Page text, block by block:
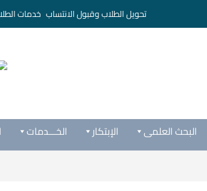
تحويل الطلاب وقبول الانتساب خدمات
الخـــدمات الإبتكار البحث العلمى